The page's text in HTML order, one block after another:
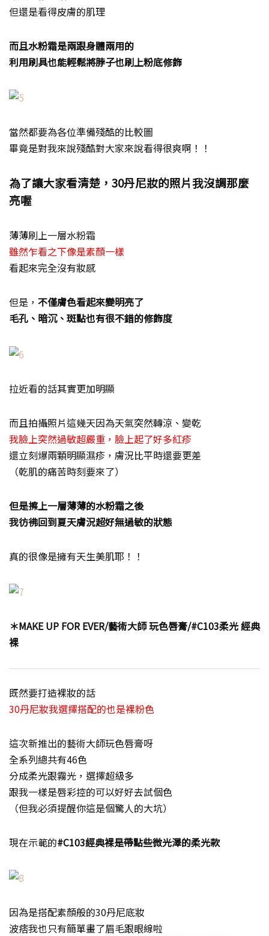
但還是看得皮膚的肌理
而且水粉霜是兩跟身體兩用的
利用刷具也能輕鬆將脖子也刷上粉底修飾
當然都要為各位準備殘酷的比較圖
畢竟是對我來說殘酷對大家來說看得很爽啊！！
為了讓大家看清楚，30丹尼妝的照片我沒調那麼
亮喔
薄薄刷上一層水粉霜
雖然乍看之下像是素顏一樣
看起來完全沒有妝感
但是， 不僅膚色看起來變明亮了
毛孔、暗沉、斑點也有很不錯的修飾度
拉近看的話其實更加明顯
而且拍攝照片這幾天因為天氣突然轉涼、變乾
我臉上突然過敏超嚴重，臉上起了好多紅疹
還立刻爆兩顆明顯濕疹，膚況比平時還要更差
（乾肌的痛苦時刻要來了）
但是擦上一層薄薄的水粉霜之後
我彷彿回到夏天膚況超好無過敏的狀態
真的很像是擁有天生美肌耶！！
＊MAKE UP FOR EVER/藝術大師 玩色唇膏/#C103柔光 經典
裸
既然要打造裸妝的話
30丹尼妝我選擇搭配的也是裸粉色
這次新推出的藝術大師玩色唇膏呀
全系列總共有46色
分成柔光跟霧光，選擇超級多
跟我一樣是唇彩控的可以好好去試個色
（但我必須提醒你這是個驚人的大坑）
現在示範的#C103經典裸是帶點些微光澤的柔光款
因為是搭配素顏般的30丹尼底妝
波痞我也只有簡單畫了眉毛跟眼線啦